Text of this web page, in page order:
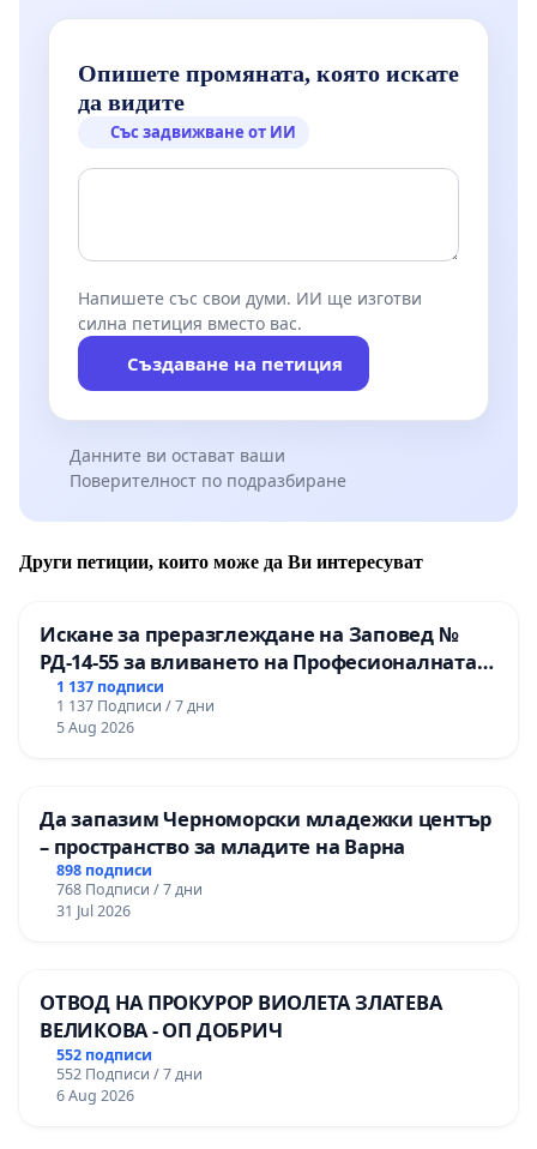
Опишете промяната, която искате
да видите
Със задвижване от ИИ
Напишете със свои думи. ИИ ще изготви
силна петиция вместо вас.
Създаване на петиция
Данните ви остават ваши
Поверителност по подразбиране
Други петиции, които може да Ви интересуват
Искане за преразглеждане на Заповед №
РД-14-55 за вливането на Професионалната
гимназия по промишлени технологии в
Професионалната гимназия по икономика и
мениджмънт – гр. Пазарджик
1 137 подписи
1 137 Подписи / 7 дни
5 Aug 2026
Да запазим Черноморски младежки център
– пространство за младите на Варна
898 подписи
768 Подписи / 7 дни
31 Jul 2026
ОТВОД НА ПРОКУРОР ВИОЛЕТА ЗЛАТЕВА
ВЕЛИКОВА - ОП ДОБРИЧ
552 подписи
552 Подписи / 7 дни
6 Aug 2026